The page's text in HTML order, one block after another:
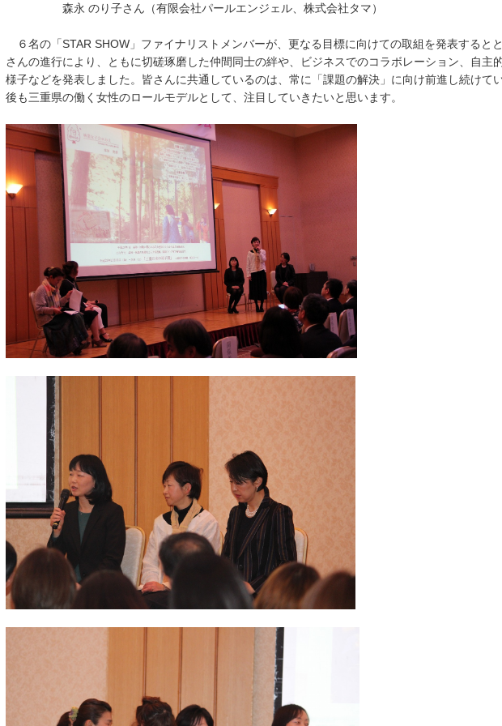
森永 のり子さん（有限会社パールエンジェル、株式会社タマ）
６名の「STAR SHOW」ファイナリストメンバーが、更なる目標に向けての取組を発表すると
さんの進行により、ともに切磋琢磨した仲間同士の絆や、ビジネスでのコラボレーション、自主
様子などを発表しました。皆さんに共通しているのは、常に「課題の解決」に向け前進し続けて
後も三重県の働く女性のロールモデルとして、注目していきたいと思います。